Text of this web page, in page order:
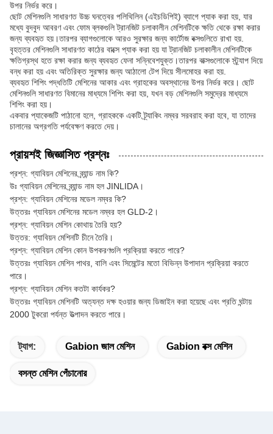
উপর নির্ভর করে।
ছোট মেশিনগুলি সাধারণত উচ্চ ঘনত্বের পলিথিলিন (এইচডিপিই) ব্যাগে প্যাক করা হয়, যার
মধ্যে বুদবুদ আবরণ এবং ফোম ব্লকগুলি ট্রানজিট চলাকালীন মেশিনটিকে ক্ষতি থেকে রক্ষা করার
জন্য ব্যবহৃত হয়।তারপর ব্যাগগুলোকে আরও সুরক্ষার জন্য কার্টোজ বক্সগুলিতে রাখা হয়.
বৃহত্তর মেশিনগুলি সাধারণত কাঠের বাক্সে প্যাক করা হয় যা ট্রানজিট চলাকালীন মেশিনটিকে
ক্ষতিগ্রস্থ হতে রক্ষা করার জন্য ব্যবহৃত ফেনা সন্নিবেশযুক্ত।তারপর বাক্সগুলোকে স্ট্র্যাপ দিয়ে
বন্ধ করা হয় এবং অতিরিক্ত সুরক্ষার জন্য আঠালো টেপ দিয়ে সীলমোহর করা হয়.
ব্যবহৃত শিপিং পদ্ধতিটি মেশিনের আকার এবং গ্রাহকের অবস্থানের উপর নির্ভর করে। ছোট
মেশিনগুলি সাধারণত বিমানের মাধ্যমে শিপিং করা হয়, যখন বড় মেশিনগুলি সমুদ্রের মাধ্যমে
শিপিং করা হয়।
একবার প্যাকেজটি পাঠানো হলে, গ্রাহককে একটি ট্র্যাকিং নম্বর সরবরাহ করা হবে, যা তাদের
চালানের অগ্রগতি পর্যবেক্ষণ করতে দেয়।
প্রায়শই জিজ্ঞাসিত প্রশ্নঃ
প্রশ্ন: গ্যাবিয়ন মেশিনের ব্র্যান্ড নাম কি?
উঃ গ্যাবিয়ন মেশিনের ব্র্যান্ড নাম হল JINLIDA।
প্রশ্ন: গ্যাবিয়ন মেশিনের মডেল নম্বর কি?
উত্তরঃ গ্যাবিয়ন মেশিনের মডেল নম্বর হল GLD-2।
প্রশ্ন: গ্যাবিয়ন মেশিন কোথায় তৈরি হয়?
উত্তর: গ্যাবিয়ন মেশিনটি চীনে তৈরি।
প্রশ্ন: গ্যাবিয়ন মেশিন কোন উপকরণগুলি প্রক্রিয়া করতে পারে?
উত্তরঃ গ্যাবিয়ন মেশিন পাথর, বালি এবং সিমেন্টের মতো বিভিন্ন উপাদান প্রক্রিয়া করতে
পারে।
প্রশ্ন: গ্যাবিয়ন মেশিন কতটা কার্যকর?
উত্তরঃ গ্যাবিয়ন মেশিনটি অত্যন্ত দক্ষ হওয়ার জন্য ডিজাইন করা হয়েছে এবং প্রতি ঘন্টায়
2000 টুকরো পর্যন্ত উত্পাদন করতে পারে।
ট্যাগ: Gabion জাল মেশিন Gabion বক্স মেশিন
বসন্ত মেশিন পেঁচানোর